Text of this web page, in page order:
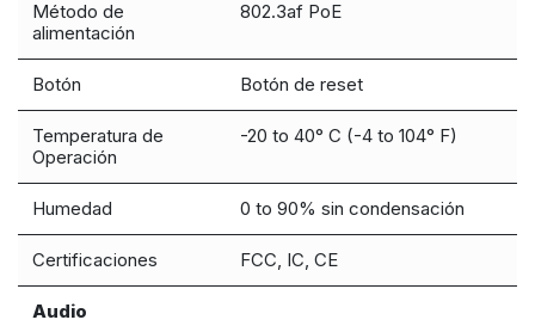
Método de
alimentación
802.3af PoE
Botón Botón de reset
Temperatura de
Operación
-20 to 40° C (-4 to 104° F)
Humedad 0 to 90% sin condensación
Certificaciones FCC, IC, CE
Audio